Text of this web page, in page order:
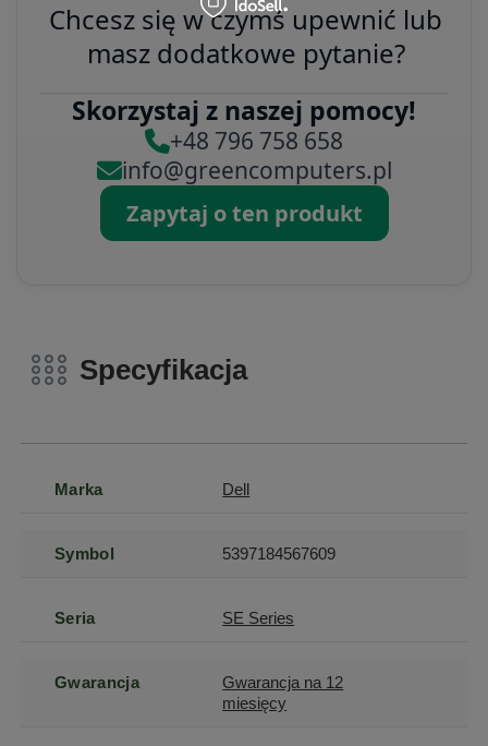
Chcesz się w czymś upewnić lub
masz dodatkowe pytanie?
Skorzystaj z naszej pomocy!
+48 796 758 658
info@greencomputers.pl
Zapytaj o ten produkt
Specyfikacja
Marka Dell
Symbol 5397184567609
Seria SE Series
Gwarancja
Gwarancja na 12
miesięcy